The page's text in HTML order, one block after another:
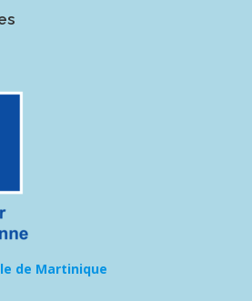
de Martinique